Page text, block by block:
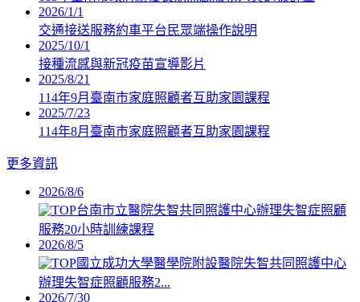
2026/1/1
交通接送服務約車平台民眾端操作說明
2025/10/1
接種流感與新冠疫苗宣導影片
2025/8/21
114年9月臺南市家庭照顧者互助家園課程
2025/7/23
114年8月臺南市家庭照顧者互助家園課程
更多資訊
2026/8/6
台南市立醫院失智共同照護中心辦理失智症照顧
服務20小時訓練課程
2026/8/5
國立成功大學醫學院附設醫院失智共同照護中心
辦理失智症照顧服務2...
2026/7/30